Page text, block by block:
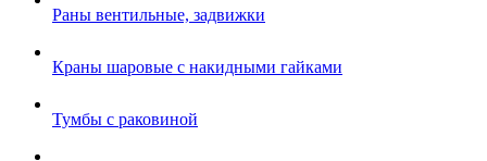
Раны вентильные, задвижки
Краны шаровые с накидными гайками
Тумбы с раковиной